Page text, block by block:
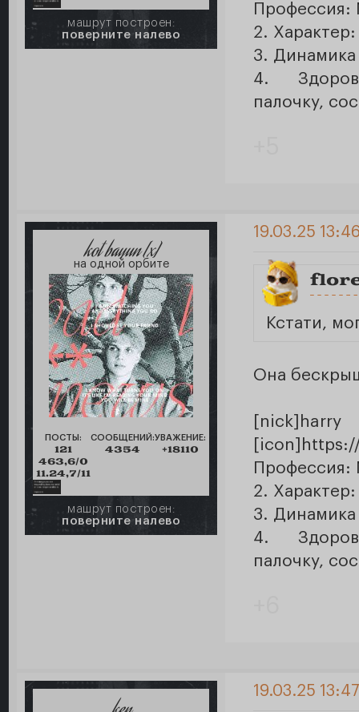
машрут построен:
поверните налево
Профессия:
2.
3.
4.
палочку,
kot bayun [x]
на одной орбите
ПОСТЫ:
121
463,6/0
11.24,7/11
СООБЩЕНИЙ:
4354
УВАЖЕНИЕ:
+18110
машрут построен:
поверните налево
19.03.25
Кстати,
Она
Профессия:
2.
3.
4.
палочку,
19.03.25